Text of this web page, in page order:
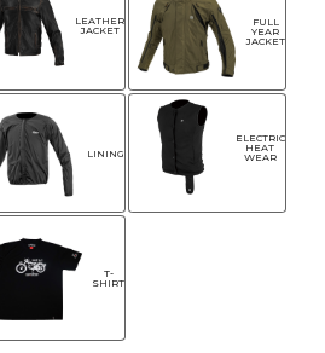
LEATHER
JACKET
FULL
YEAR
JACKET
LINING
ELECTRIC
HEAT
WEAR
T-
SHIRT